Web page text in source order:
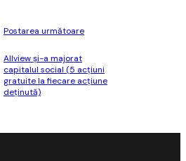
Postarea următoare
Allview și-a majorat
capitalul social (5 acțiuni
gratuite la fiecare acțiune
deținută)